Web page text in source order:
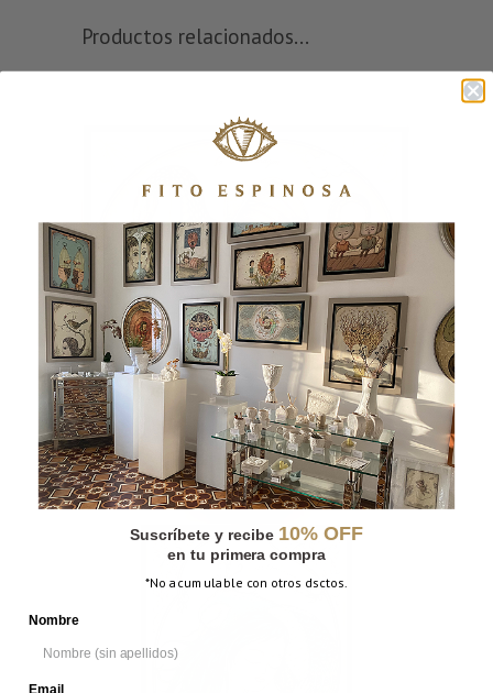
Productos relacionados...
DRAGÓN
Suscríbete y recibe 10% OFF
en tu primera compra
*No acumulable con otros dsctos.
Nombre
Email